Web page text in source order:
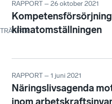
TRÄFFAR:
RAPPORT – 26 oktober 2021
klimatomställningen
RAPPORT – 1 juni 2021
Näringslivsagenda
inom